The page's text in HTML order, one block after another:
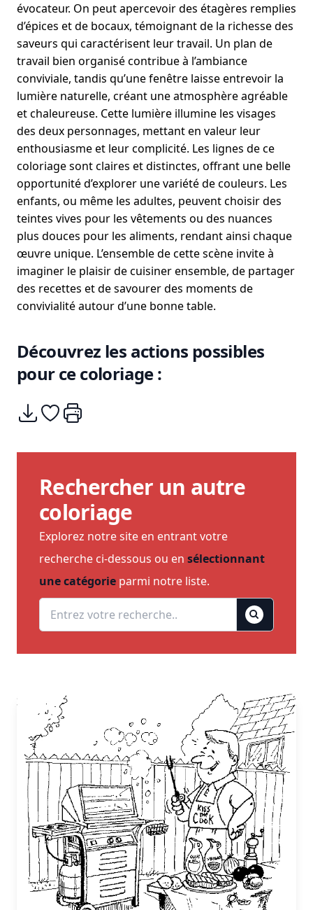
évocateur. On peut apercevoir des étagères remplies
d’épices et de bocaux, témoignant de la richesse des
saveurs qui caractérisent leur travail. Un plan de
travail bien organisé contribue à l’ambiance
conviviale, tandis qu’une fenêtre laisse entrevoir la
lumière naturelle, créant une atmosphère agréable
et chaleureuse. Cette lumière illumine les visages
des deux personnages, mettant en valeur leur
enthousiasme et leur complicité. Les lignes de ce
coloriage sont claires et distinctes, offrant une belle
opportunité d’explorer une variété de couleurs. Les
enfants, ou même les adultes, peuvent choisir des
teintes vives pour les vêtements ou des nuances
plus douces pour les aliments, rendant ainsi chaque
œuvre unique. L’ensemble de cette scène invite à
imaginer le plaisir de cuisiner ensemble, de partager
des recettes et de savourer des moments de
convivialité autour d’une bonne table.
Découvrez les actions possibles
pour ce coloriage :
Télécharger
Ajouter à mes coups de coeurs
Imprimer
Rechercher un autre
coloriage
Explorez notre site en entrant votre
recherche ci-dessous ou en sélectionnant
une catégorie parmi notre liste.